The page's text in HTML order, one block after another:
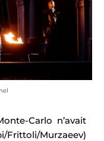
Carlo n’avait
Murzaeev)